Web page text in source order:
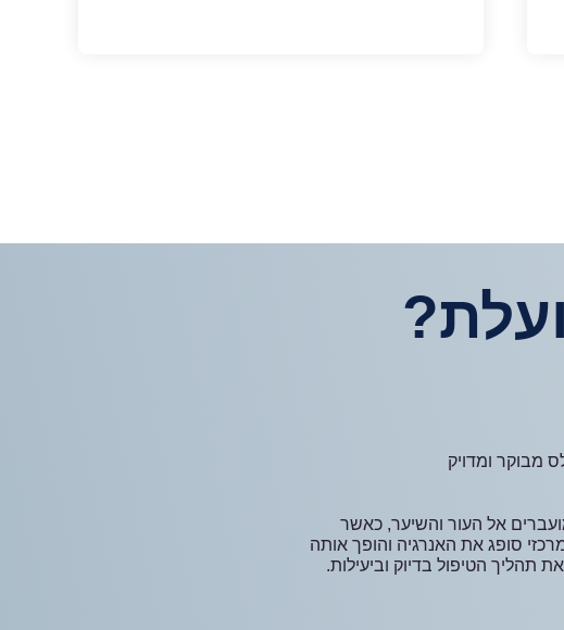
מבוקר ומדויק
אל העור והשיער, כאשר
סופג את האנרגיה והופך אותה
תהליך הטיפול בדיוק וביעילות.